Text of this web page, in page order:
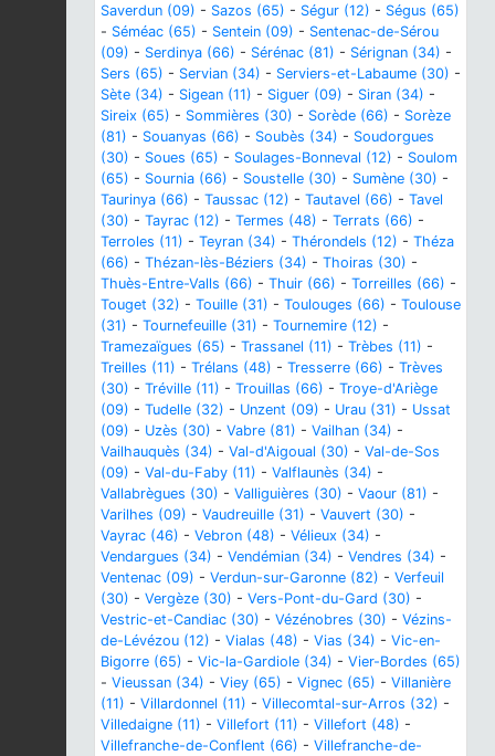
Saverdun (09) - Sazos (65) - Ségur (12) - Ségus (65)
- Séméac (65) - Sentein (09) - Sentenac-de-Sérou
(09) - Serdinya (66) - Sérénac (81) - Sérignan (34) -
Sers (65) - Servian (34) - Serviers-et-Labaume (30) -
Sète (34) - Sigean (11) - Siguer (09) - Siran (34) -
Sireix (65) - Sommières (30) - Sorède (66) - Sorèze
(81) - Souanyas (66) - Soubès (34) - Soudorgues
(30) - Soues (65) - Soulages-Bonneval (12) - Soulom
(65) - Sournia (66) - Soustelle (30) - Sumène (30) -
Taurinya (66) - Taussac (12) - Tautavel (66) - Tavel
(30) - Tayrac (12) - Termes (48) - Terrats (66) -
Terroles (11) - Teyran (34) - Thérondels (12) - Théza
(66) - Thézan-lès-Béziers (34) - Thoiras (30) -
Thuès-Entre-Valls (66) - Thuir (66) - Torreilles (66) -
Touget (32) - Touille (31) - Toulouges (66) - Toulouse
(31) - Tournefeuille (31) - Tournemire (12) -
Tramezaïgues (65) - Trassanel (11) - Trèbes (11) -
Treilles (11) - Trélans (48) - Tresserre (66) - Trèves
(30) - Tréville (11) - Trouillas (66) - Troye-d'Ariège
(09) - Tudelle (32) - Unzent (09) - Urau (31) - Ussat
(09) - Uzès (30) - Vabre (81) - Vailhan (34) -
Vailhauquès (34) - Val-d'Aigoual (30) - Val-de-Sos
(09) - Val-du-Faby (11) - Valflaunès (34) -
Vallabrègues (30) - Valliguières (30) - Vaour (81) -
Varilhes (09) - Vaudreuille (31) - Vauvert (30) -
Vayrac (46) - Vebron (48) - Vélieux (34) -
Vendargues (34) - Vendémian (34) - Vendres (34) -
Ventenac (09) - Verdun-sur-Garonne (82) - Verfeuil
(30) - Vergèze (30) - Vers-Pont-du-Gard (30) -
Vestric-et-Candiac (30) - Vézénobres (30) - Vézins-
de-Lévézou (12) - Vialas (48) - Vias (34) - Vic-en-
Bigorre (65) - Vic-la-Gardiole (34) - Vier-Bordes (65)
- Vieussan (34) - Viey (65) - Vignec (65) - Villanière
(11) - Villardonnel (11) - Villecomtal-sur-Arros (32) -
Villedaigne (11) - Villefort (11) - Villefort (48) -
Villefranche-de-Conflent (66) - Villefranche-de-